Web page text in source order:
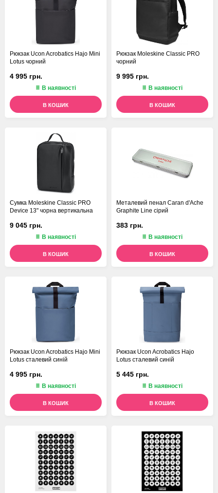
Рюкзак Ucon Acrobatics Hajo Mini
Lotus чорний
4 995 грн.
В наявності
В КОШИК
Рюкзак Moleskine Classic PRO
чорний
9 995 грн.
В наявності
В КОШИК
Сумка Moleskine Classic PRO
Device 13" чорна вертикальна
9 045 грн.
В наявності
В КОШИК
Металевий пенал Caran d'Ache
Graphite Line сірий
383 грн.
В наявності
В КОШИК
Рюкзак Ucon Acrobatics Hajo Mini
Lotus сталевий синій
4 995 грн.
В наявності
В КОШИК
Рюкзак Ucon Acrobatics Hajo
Lotus сталевий синій
5 445 грн.
В наявності
В КОШИК